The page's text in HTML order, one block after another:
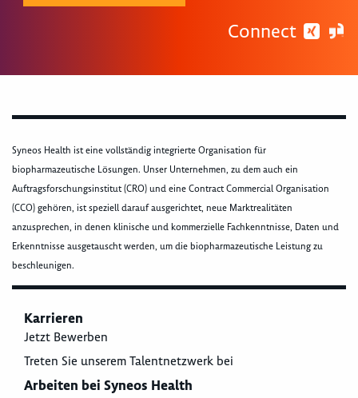
Connect
Syneos Health ist eine vollständig integrierte Organisation für
biopharmazeutische Lösungen. Unser Unternehmen, zu dem auch ein
Auftragsforschungsinstitut (CRO) und eine Contract Commercial Organisation
(CCO) gehören, ist speziell darauf ausgerichtet, neue Marktrealitäten
anzusprechen, in denen klinische und kommerzielle Fachkenntnisse, Daten und
Erkenntnisse ausgetauscht werden, um die biopharmazeutische Leistung zu
beschleunigen.
Karrieren
Jetzt Bewerben
Treten Sie unserem Talentnetzwerk bei
Arbeiten bei Syneos Health